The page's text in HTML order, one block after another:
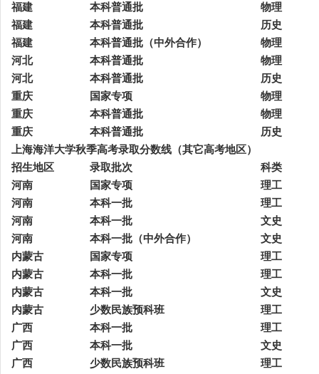
福建
本科普通批
物理
福建
本科普通批
历史
福建
本科普通批（中外合作）
物理
河北
本科普通批
物理
河北
本科普通批
历史
重庆
国家专项
物理
重庆
本科普通批
物理
重庆
本科普通批
历史
上海海洋大学秋季高考录取分数线（其它高考地区）
招生地区
录取批次
科类
河南
国家专项
理工
河南
本科一批
理工
河南
本科一批
文史
河南
本科一批（中外合作）
文史
内蒙古
国家专项
理工
内蒙古
本科一批
理工
内蒙古
本科一批
文史
内蒙古
少数民族预科班
理工
广西
本科一批
理工
广西
本科一批
文史
广西
少数民族预科班
理工